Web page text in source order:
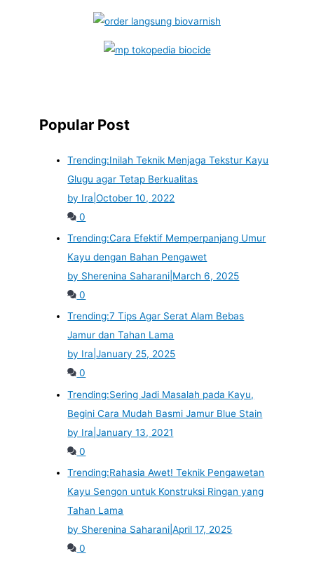
Popular Post
Trending:Inilah Teknik Menjaga Tekstur Kayu
Glugu agar Tetap Berkualitas
by Ira |October 10, 2022
0
Trending:Cara Efektif Memperpanjang Umur
Kayu dengan Bahan Pengawet
by Sherenina Saharani March 6, 2025
0
Trending:7 Tips Agar Serat Alam Bebas
Jamur dan Tahan Lama
by Ira |January 25, 2025
0
Trending:Sering Jadi Masalah pada Kayu,
Begini Cara Mudah Basmi Jamur Blue Stain
by Ira |January 13, 2021
0
Trending:Rahasia Awet! Teknik Pengawetan
Kayu Sengon untuk Konstruksi Ringan yang
Tahan Lama
by Sherenina Saharani |April 17, 2025
0